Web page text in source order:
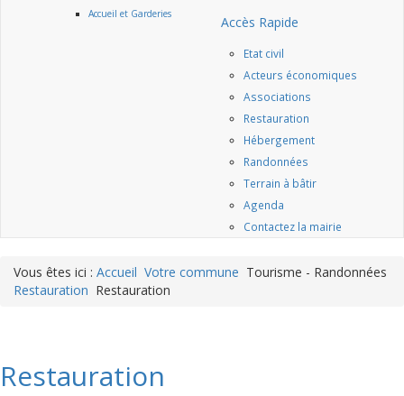
Accueil et Garderies
Accès Rapide
Etat civil
Acteurs économiques
Associations
Restauration
Hébergement
Randonnées
Terrain à bâtir
Agenda
Contactez la mairie
Vous êtes ici : Accueil Votre commune Tourisme - Randonnées
Restauration Restauration
Restauration